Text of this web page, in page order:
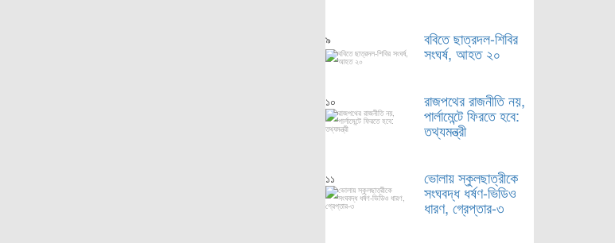
৯ ববিতে ছাত্রদল-শিবির
সংঘর্ষ, আহত ২০
১০ রাজপথের রাজনীতি নয়,
পার্লামেন্টে ফিরতে হবে:
তথ্যমন্ত্রী
১১ ভোলায় স্কুলছাত্রীকে
সংঘবদ্ধ ধর্ষণ-ভিডিও
ধারণ, গ্রেপ্তার-৩